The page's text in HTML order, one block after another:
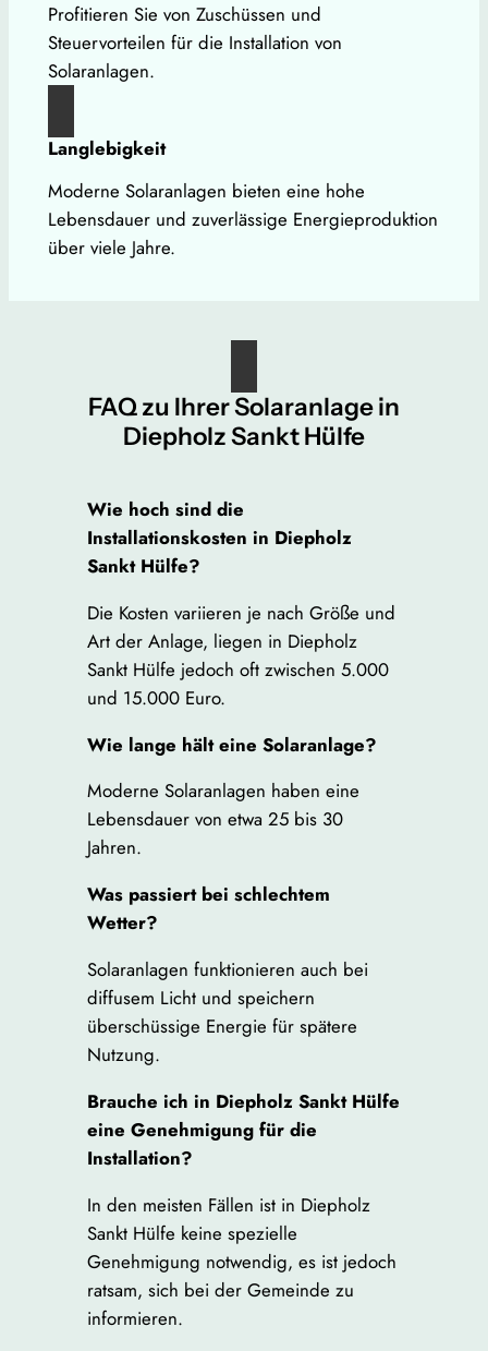
Profitieren Sie von Zuschüssen und
Steuervorteilen für die Installation von
Solaranlagen.
Langlebigkeit
Moderne Solaranlagen bieten eine hohe
Lebensdauer und zuverlässige Energieproduktion
über viele Jahre.
FAQ zu Ihrer Solaranlage in
Diepholz Sankt Hülfe
Wie hoch sind die
Installationskosten in Diepholz
Sankt Hülfe?
Die Kosten variieren je nach Größe und
Art der Anlage, liegen in Diepholz
Sankt Hülfe jedoch oft zwischen 5.000
und 15.000 Euro.
Wie lange hält eine Solaranlage?
Moderne Solaranlagen haben eine
Lebensdauer von etwa 25 bis 30
Jahren.
Was passiert bei schlechtem
Wetter?
Solaranlagen funktionieren auch bei
diffusem Licht und speichern
überschüssige Energie für spätere
Nutzung.
Brauche ich in Diepholz Sankt Hülfe
eine Genehmigung für die
Installation?
In den meisten Fällen ist in Diepholz
Sankt Hülfe keine spezielle
Genehmigung notwendig, es ist jedoch
ratsam, sich bei der Gemeinde zu
informieren.